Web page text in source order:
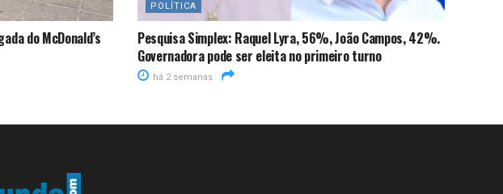
do McDonald’s
POLÍTICA
Pesquisa Simplex: Raquel Lyra, 56%, João Campos, 42%.
Governadora pode ser eleita no primeiro turno
há 2 semanas